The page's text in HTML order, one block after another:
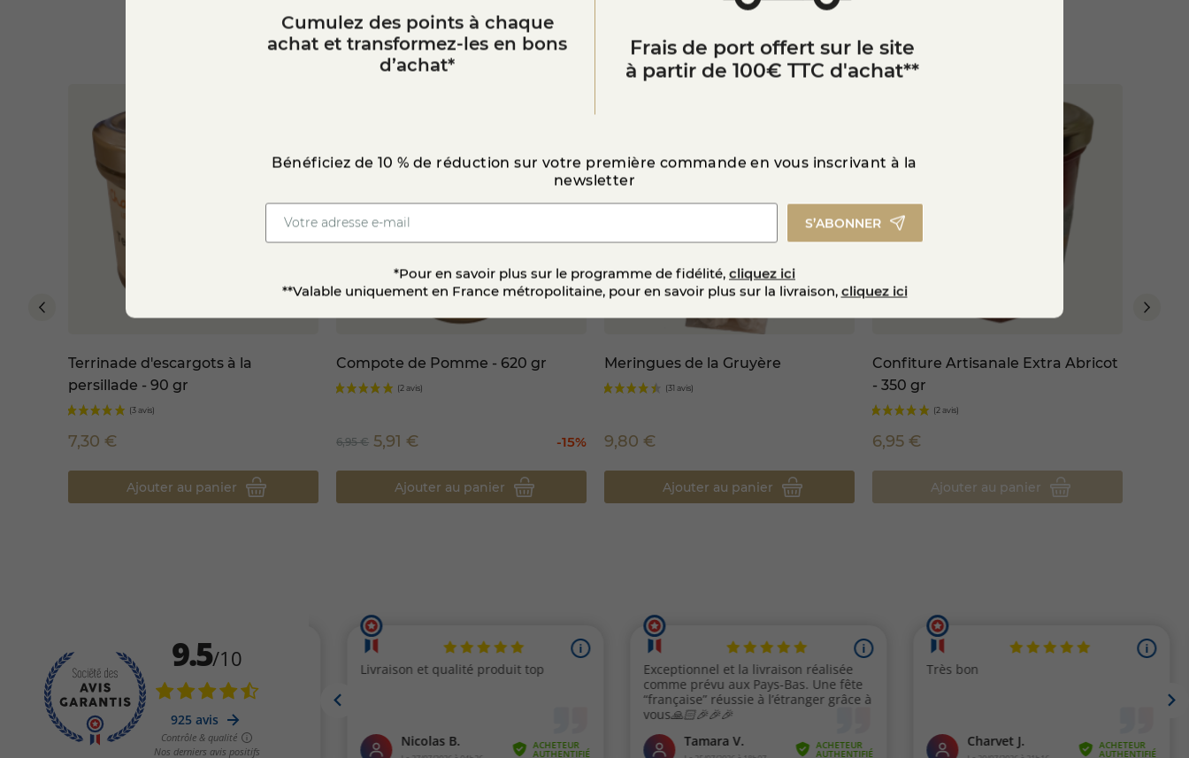
Vous aimerez aussi
Terrinade d'escargots à la
persillade - 90 gr
7,30 €
Ajouter au panier
Compote de Pomme - 620 gr
6,95 € 5,91 € -15%
Ajouter au panier
Meringues de la Gruyère
9,80 €
Ajouter au panier
Confiture Artisanale Extra Abricot
- 350 gr
6,95 €
Ajouter au panier
Cumulez des points à chaque
achat et transformez-les en bons
d’achat*
Frais de port offert sur le site
à partir de 100€ TTC d'achat**
Bénéficiez de 10 % de réduction sur votre première commande en vous inscrivant à la
newsletter
S’ABONNER
*Pour en savoir plus sur le programme de fidélité, cliquez ici
**Valable uniquement en France métropolitaine, pour en savoir plus sur la livraison, cliquez ici